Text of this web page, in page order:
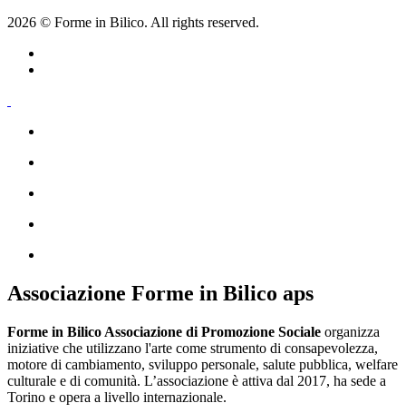
2026 © Forme in Bilico. All rights reserved.
Associazione Forme in Bilico aps
Forme in Bilico Associazione di Promozione Sociale organizza
iniziative che utilizzano l'arte come strumento di consapevolezza,
motore di cambiamento, sviluppo personale, salute pubblica, welfare
culturale e di comunità. L’associazione è attiva dal 2017, ha sede a
Torino e opera a livello internazionale.